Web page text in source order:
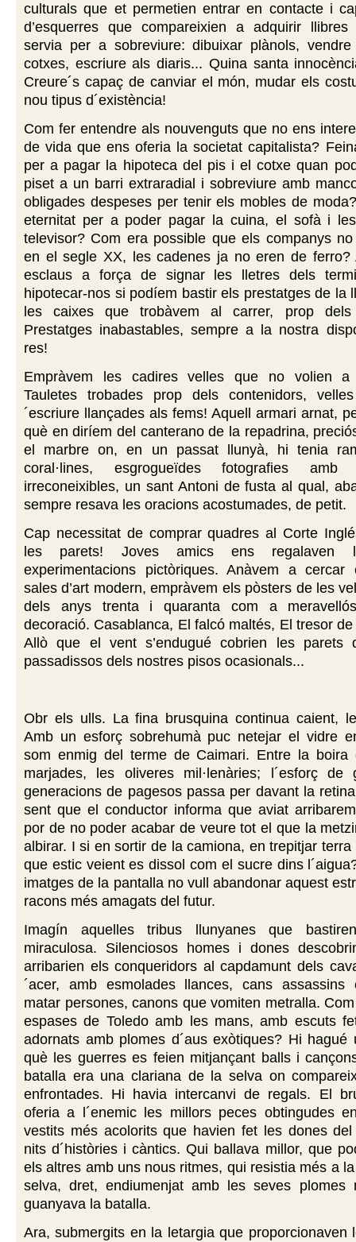
culturals que et permetien entrar en contacte i
d’esquerres que compareixien a adquirir llibres
servia per a sobreviure: dibuixar plànols,
cotxes, escriure als diaris... Quina santa
Creure´s capaç de canviar el món, mudar els
nou tipus d´existència!
Com fer entendre als nouvenguts que no ens
de vida que ens oferia la societat capitalista?
per a pagar la hipoteca del pis i el cotxe quan
piset a un barri extraradial i sobreviure amb
obligades despeses per tenir els mobles de
eternitat per a poder pagar la cuina, el sofà i
televisor? Com era possible que els companys
en el segle XX, les cadenes ja no eren de ferro?
esclaus a força de signar les lletres dels
hipotecar-nos si podíem bastir els prestatges de la
les caixes que trobàvem al carrer, prop dels
Prestatges inabastables, sempre a la nostra
res!
Empràvem les cadires velles que no volien a
Tauletes trobades prop dels contenidors,
´escriure llançades als fems! Aquell armari arnat,
què en diríem del canterano de la repadrina,
el marbre on, en un passat llunyà, hi tenia
coral·lines, esgrogueïdes fotografies
irreconeixibles, un sant Antoni de fusta al qual,
sempre resava les oracions acostumades, de petit.
Cap necessitat de comprar quadres al Corte
les parets! Joves amics ens regalaven
experimentacions pictòriques. Anàvem a
sales d’art modern, empràvem els pòsters de les
dels anys trenta i quaranta com a
decoració. Casablanca, El falcó maltés, El tresor
Allò que el vent s’endugué cobrien les parets
passadissos dels nostres pisos ocasionals...
Obr els ulls. La fina brusquina continua caient,
Amb un esforç sobrehumà puc netejar el vidre
som enmig del terme de Caimari. Entre la boira
marjades, les oliveres mil·lenàries; l´esforç de
generacions de pagesos passa per davant la
sent que el conductor informa que aviat
por de no poder acabar de veure tot el que la
albirar. I si en sortir de la camiona, en trepitjar
que estic veient es dissol com el sucre dins
imatges de la pantalla no vull abandonar aquest
racons més amagats del futur.
Imagín aquelles tribus llunyanes que
miraculosa. Silenciosos homes i dones
arribarien els conqueridors al capdamunt dels
´acer, amb esmolades llances, cans assassins
matar persones, canons que vomiten metralla.
espases de Toledo amb les mans, amb escuts
adornats amb plomes d´aus exòtiques? Hi hagué
què les guerres es feien mitjançant balls i
batalla era una clariana de la selva on
enfrontades. Hi havia intercanvi de regals. El
oferia a l´enemic les millors peces obtingudes
vestits més acolorits que havien fet les dones
nits d´històries i càntics. Qui ballava millor, que
els altres amb uns nous ritmes, qui resistia més a
selva, dret, endiumenjat amb les seves plomes
guanyava la batalla.
Ara, submergits en la letargia que proporcionaven